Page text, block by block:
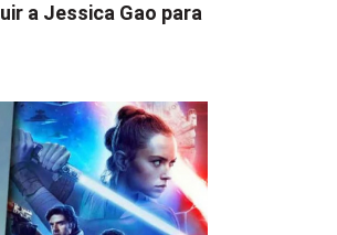
a Jessica Gao para